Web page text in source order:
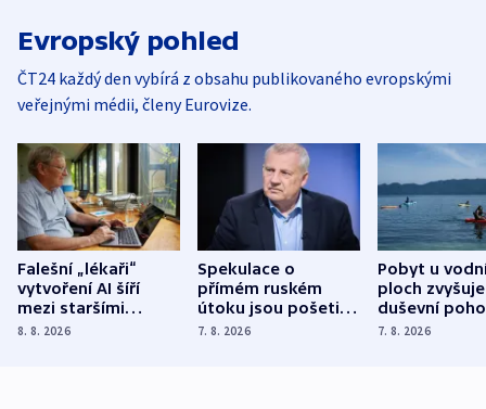
Evropský pohled
ČT24 každý den vybírá z obsahu publikovaného evropskými
veřejnými médii, členy Eurovize.
Falešní „lékaři“
vytvoření AI šíří
mezi staršími
Poláky nebezpečné
8. 8. 2026
Spekulace o
přímém ruském
útoku jsou pošetilé,
míní estonský
7. 8. 2026
Pobyt u
ploch zvyšuje
duševní
ukázala
7. 8. 2026